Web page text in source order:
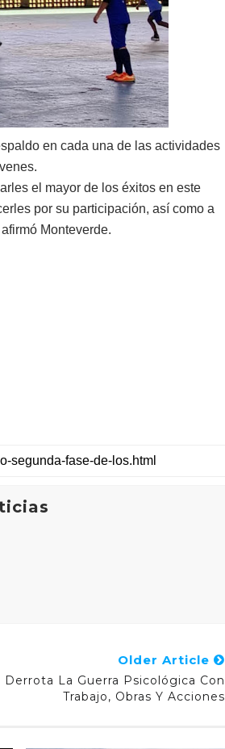
en cada una de las actividades
el mayor de los éxitos en este
por su participación, así como a
Monteverde.
Older Article
Derrota La Guerra Psicológica Con
Trabajo, Obras Y Acciones